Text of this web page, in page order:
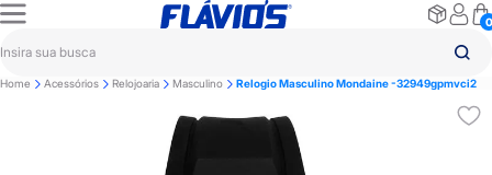
0
Home Acessórios Relojoaria Masculino Relogio Masculino Mondaine -32949gpmvci2